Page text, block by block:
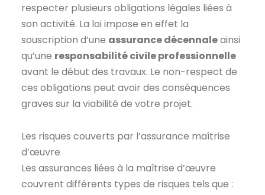
respecter plusieurs obligations légales liées à
son activité. La loi impose en effet la
souscription d’une assurance décennaleainsi
qu’une responsabilité civile professionnelle
avant le début des travaux. Le non-respect de
ces obligations peut avoir des conséquences
graves sur la viabilité de votre projet.
Les risques couverts par l’assurance maîtrise
d’œuvre
Les assurances liées à la maîtrise d’œuvre
couvrent différents types de risques tels que :